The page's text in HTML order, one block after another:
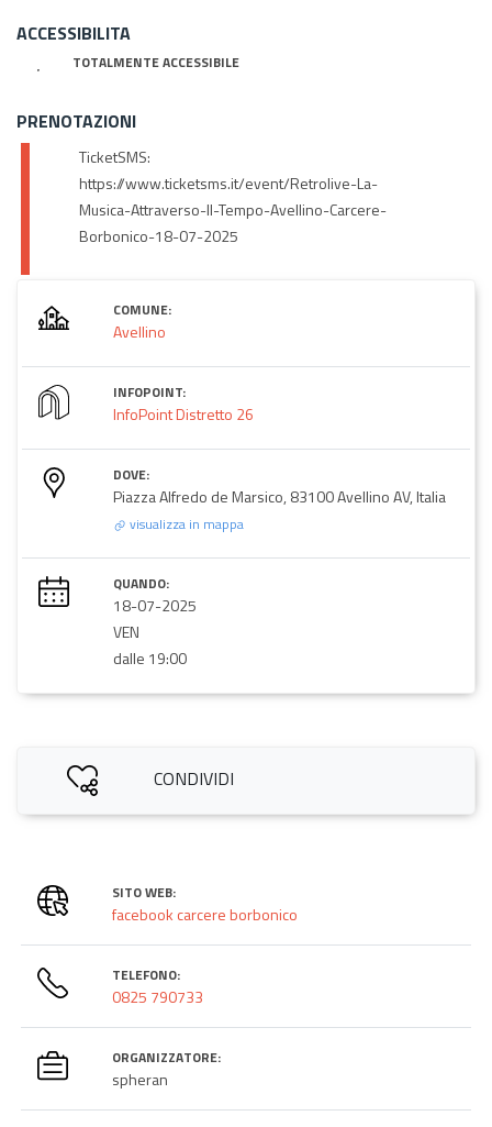
ACCESSIBILITA
TOTALMENTE ACCESSIBILE
PRENOTAZIONI
TicketSMS:
https://www.ticketsms.it/event/Retrolive-La-
Musica-Attraverso-Il-Tempo-Avellino-Carcere-
Borbonico-18-07-2025
COMUNE:
Avellino
INFOPOINT:
InfoPoint Distretto 26
DOVE:
Piazza Alfredo de Marsico, 83100 Avellino AV, Italia
visualizza in mappa
QUANDO:
18-07-2025
VEN
dalle 19:00
CONDIVIDI
SITO WEB:
facebook carcere borbonico
TELEFONO:
0825 790733
ORGANIZZATORE:
spheran